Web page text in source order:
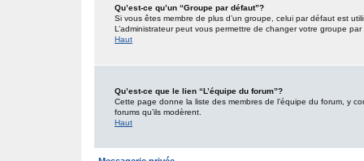
Qu’est-ce qu’un “Groupe par défaut”?
Si vous êtes membre de plus d’un groupe, celui par défaut est
L’administrateur peut vous permettre de changer votre groupe
Haut
Qu’est-ce que le lien “L’équipe du forum”?
Cette page donne la liste des membres de l’équipe du forum, y
forums qu’ils modèrent.
Haut